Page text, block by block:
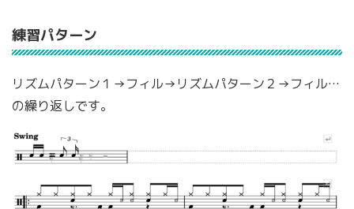
練習パターン
リズムパターン１→フィル→リズムパターン２→フィル…
の繰り返しです。